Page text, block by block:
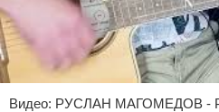
Видео: РУСЛАН МАГОМЕДОВ